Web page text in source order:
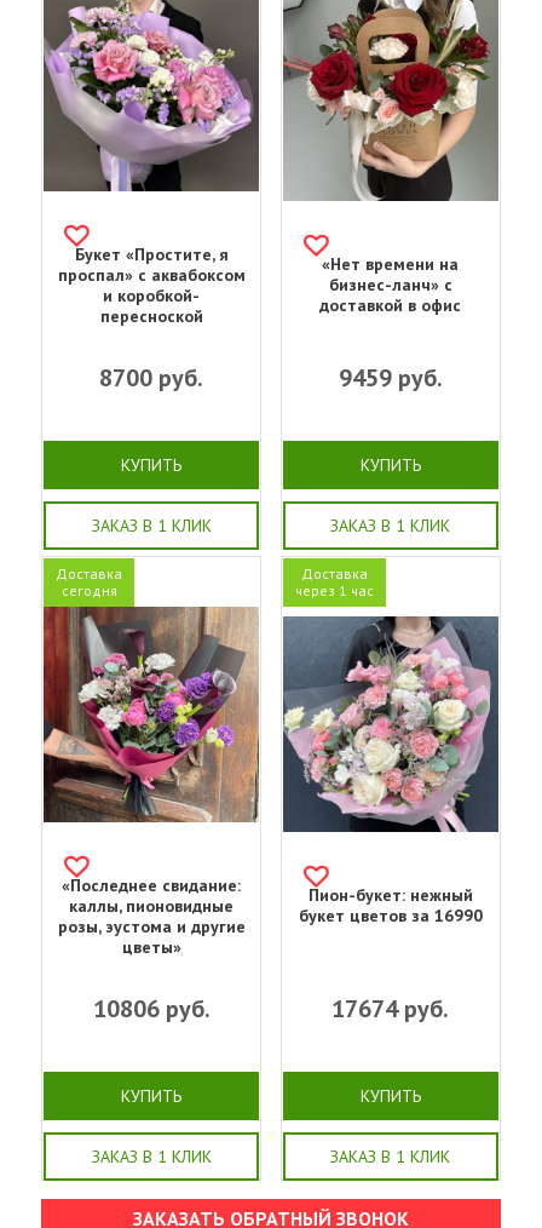
Букет «‎Простите, я
проспал»‎ с аквабоксом
и коробкой-
пересноской
8700 руб.
КУПИТЬ
ЗАКАЗ В 1 КЛИК
«Нет времени на
бизнес-ланч» с
доставкой в офис
9459руб.
КУПИТЬ
ЗАКАЗ В 1 КЛИК
Доставка
сегодня
«Последнее свидание:
каллы, пионовидные
розы, эустома и другие
цветы»
10806руб.
КУПИТЬ
ЗАКАЗ В 1 КЛИК
Доставка
через 1 час
Пион-букет: нежный
букет цветов за 16990
17674руб.
КУПИТЬ
ЗАКАЗ В 1 КЛИК
ЗАКАЗАТЬ ОБРАТНЫЙ ЗВОНОК